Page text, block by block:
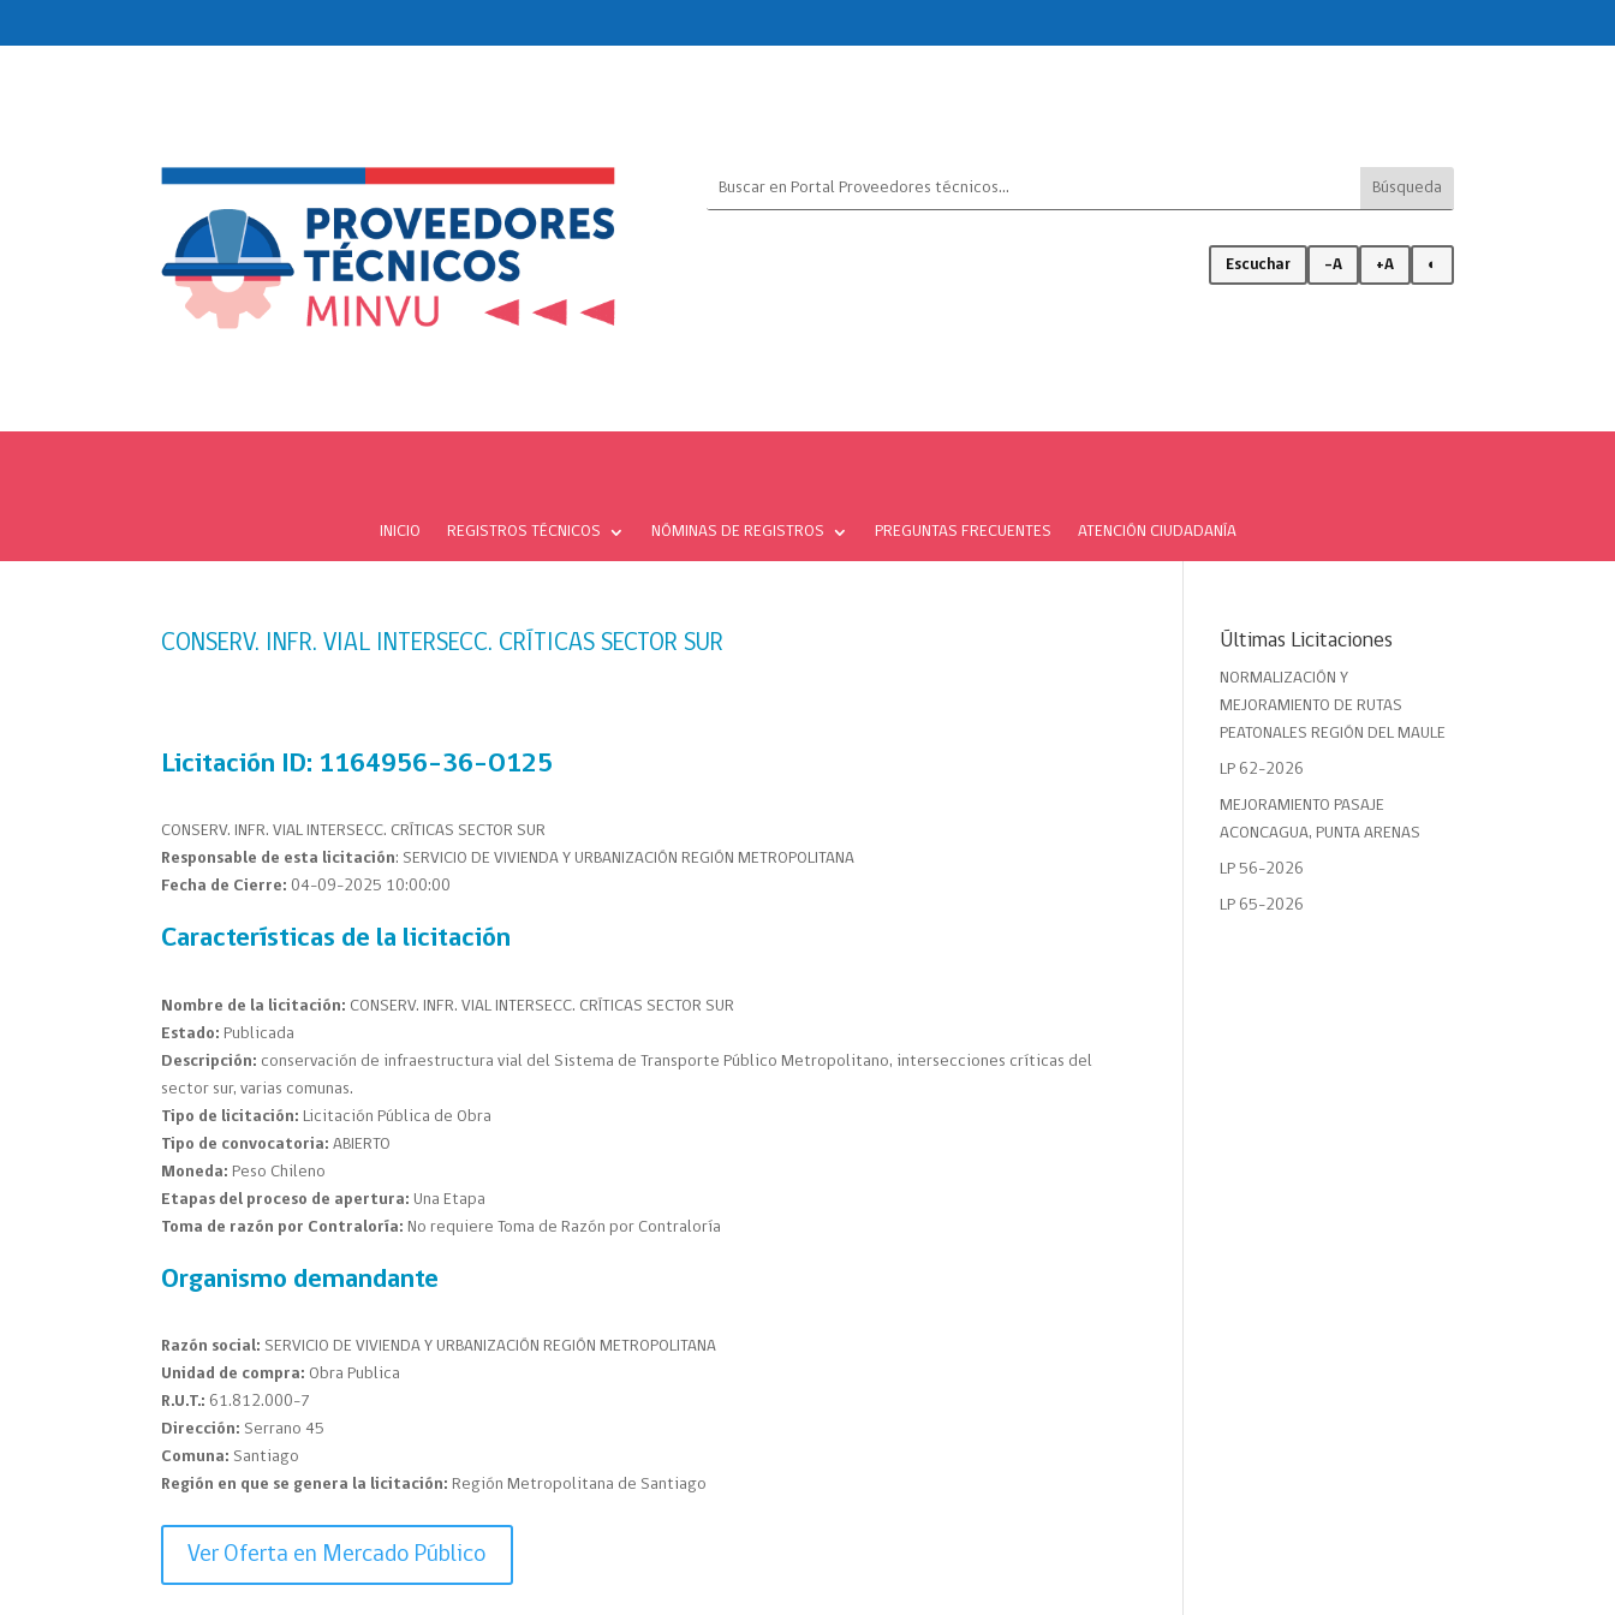
Escuchar -A +A ◐
INICIO REGISTROS TÉCNICOS NÓMINAS DE REGISTROS PREGUNTAS FRECUENTES ATENCIÓN CIUDADANÍA
CONSERV. INFR. VIAL INTERSECC. CRÍTICAS SECTOR SUR
Licitación ID: 1164956-36-O125
CONSERV. INFR. VIAL INTERSECC. CRÍTICAS SECTOR SUR
Responsable de esta licitación: SERVICIO DE VIVIENDA Y URBANIZACIÓN REGIÓN METROPOLITANA
Fecha de Cierre: 04-09-2025 10:00:00
Características de la licitación
Nombre de la licitación: CONSERV. INFR. VIAL INTERSECC. CRÍTICAS SECTOR SUR
Estado: Publicada
Descripción: conservación de infraestructura vial del Sistema de Transporte Público Metropolitano, intersecciones críticas del
sector sur, varias comunas.
Tipo de licitación: Licitación Pública de Obra
Tipo de convocatoria: ABIERTO
Moneda: Peso Chileno
Etapas del proceso de apertura: Una Etapa
Toma de razón por Contraloría: No requiere Toma de Razón por Contraloría
Organismo demandante
Razón social: SERVICIO DE VIVIENDA Y URBANIZACIÓN REGIÓN METROPOLITANA
Unidad de compra: Obra Publica
R.U.T.: 61.812.000-7
Dirección: Serrano 45
Comuna: Santiago
Región en que se genera la licitación: Región Metropolitana de Santiago
Ver Oferta en Mercado Público
Últimas Licitaciones
NORMALIZACIÓN Y
MEJORAMIENTO DE RUTAS
PEATONALES REGIÓN DEL MAULE
LP 62-2026
MEJORAMIENTO PASAJE
ACONCAGUA, PUNTA ARENAS
LP 56-2026
LP 65-2026